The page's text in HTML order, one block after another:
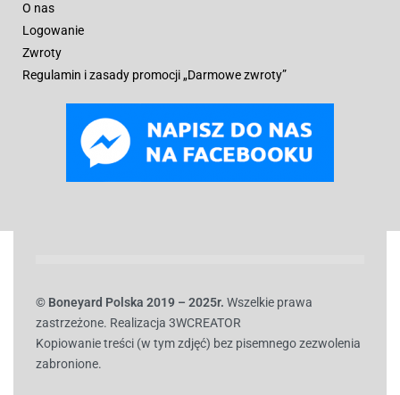
O nas
Logowanie
Zwroty
Regulamin i zasady promocji „Darmowe zwroty”
© Boneyard Polska 2019 – 2025r. Wszelkie prawa
zastrzeżone. Realizacja 3WCREATOR
Kopiowanie treści (w tym zdjęć) bez pisemnego zezwolenia
zabronione.